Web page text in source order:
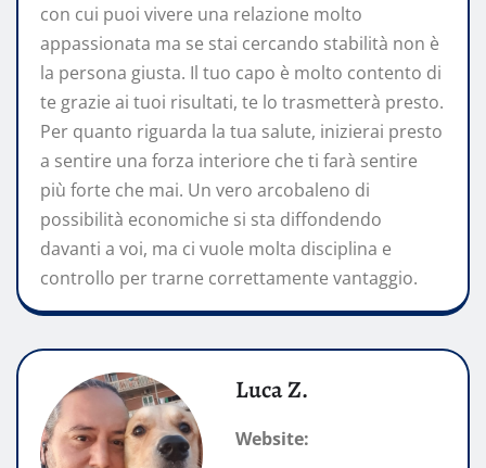
con cui puoi vivere una relazione molto
appassionata ma se stai cercando stabilità non è
la persona giusta. Il tuo capo è molto contento di
te grazie ai tuoi risultati, te lo trasmetterà presto.
Per quanto riguarda la tua salute, inizierai presto
a sentire una forza interiore che ti farà sentire
più forte che mai. Un vero arcobaleno di
possibilità economiche si sta diffondendo
davanti a voi, ma ci vuole molta disciplina e
controllo per trarne correttamente vantaggio.
Luca Z.
Website: